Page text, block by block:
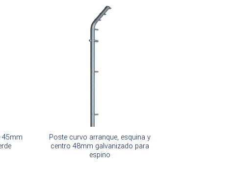
45mm
Poste curvo arranque, esquina y
centro 48mm galvanizado para
espino